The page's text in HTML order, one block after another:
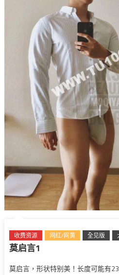
收费资源 网红/网黄 全见版
莫启言1
莫启言，形状特别美！长度可能有